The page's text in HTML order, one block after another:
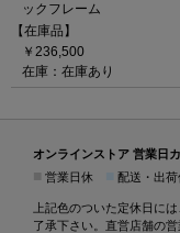
ックフレーム
【在庫品】
￥236,500
在庫：在庫あり
オンラインストア 営業日
営業日休 配送・出
上記色のついた定休日に
了承下さい。直営店舗の営